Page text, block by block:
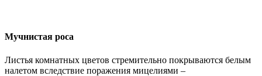
Мучнистая роса
Листья комнатных цветов стремительно покрываются белым
налетом вследствие поражения мицелиями –